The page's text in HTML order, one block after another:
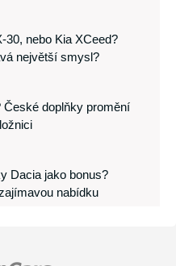
30, nebo Kia XCeed?
největší smysl?
doplňky promění
Dacia jako bonus?
nabídku